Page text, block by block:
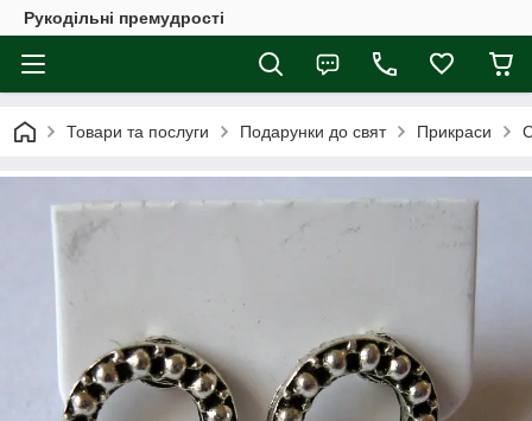
Рукодільні премудрості
Товари та послуги Подарунки до свят Прикраси